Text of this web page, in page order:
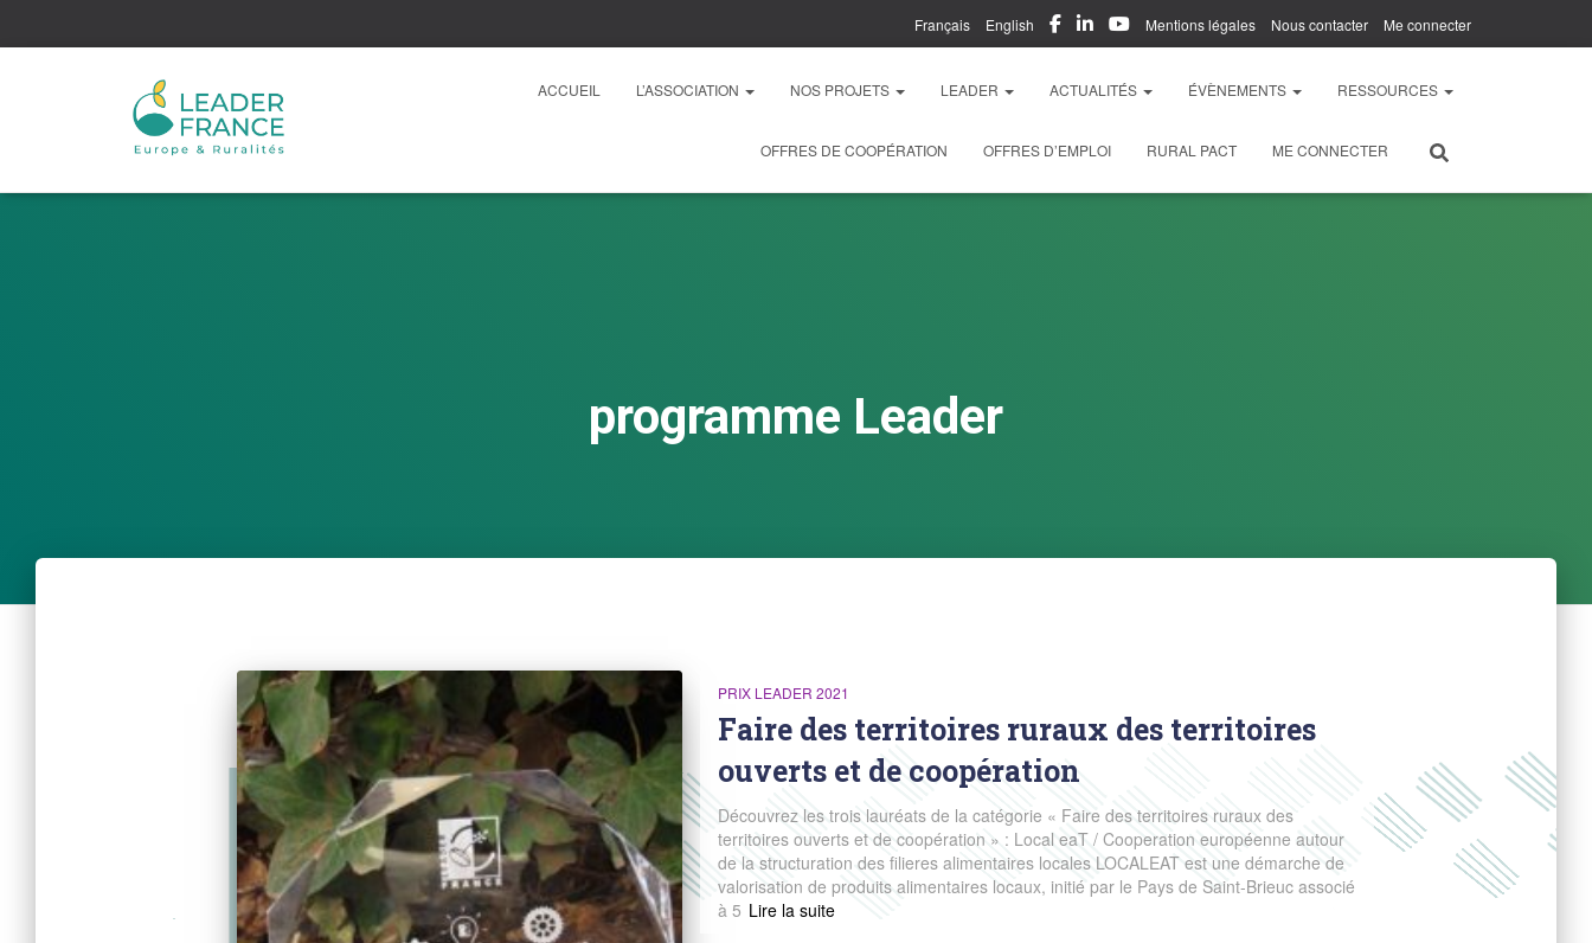
Français English Mentions légales Nous contacter Me connecter
ACCUEIL L’ASSOCIATION NOS PROJETS LEADER ACTUALITÉS ÉVÈNEMENTS RESSOURCES
OFFRES DE COOPÉRATION OFFRES D’EMPLOI RURAL PACT ME CONNECTER
programme Leader
PRIX LEADER 2021
Faire des territoires ruraux des territoires
ouverts et de coopération
Découvrez les trois lauréats de la catégorie « Faire des territoires ruraux des
territoires ouverts et de coopération » : Local eaT / Cooperation européenne autour
de la structuration des filieres alimentaires locales LOCALEAT est une démarche de
valorisation de produits alimentaires locaux, initié par le Pays de Saint-Brieuc associé
à 5 Read more